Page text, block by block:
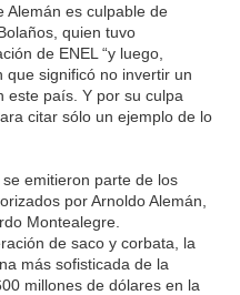
Alemán es culpable de
quien tuvo
de ENEL “y luego,
significó no invertir un
este país. Y por su culpa
citar sólo un ejemplo de lo
emitieron parte de los
por Arnoldo Alemán,
Montealegre.
de saco y corbata, la
más sofisticada de la
millones de dólares en la